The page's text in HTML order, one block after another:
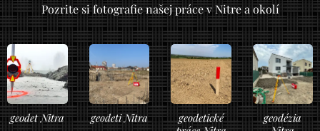
Pozrite si fotografie našej práce v Nitre a okolí
geodet Nitra geodeti Nitra
geodetické
geodézia